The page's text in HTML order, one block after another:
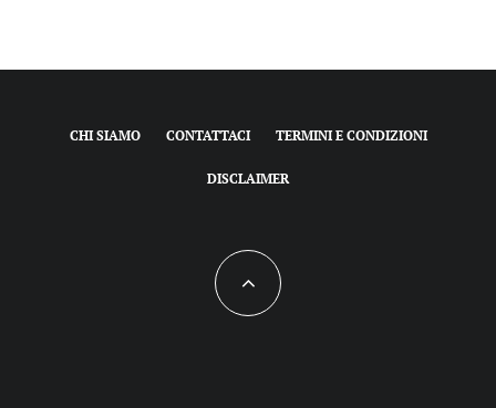
CHI SIAMO CONTATTACI TERMINI E CONDIZIONI
DISCLAIMER